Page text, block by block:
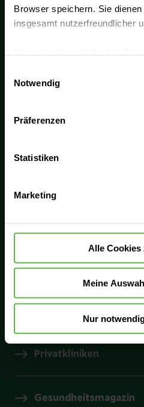
Browser speichern. Sie
insgesamt nutzerfreundlicher
eingesetzt werden.
Es steht Ihnen frei, unsere
Cookies zu benutzen, eine
oder durch Auswahl von „Alle
widerrufen.
Notwendig
Präferenzen
Statistiken
Marketing
Alle Cookies
Meine
Nur
Deshalb tauschen wir
Netzwerk aus und
beste Lösung für
unseren gebündelten
Fachwissen bieten wir
0800 - Medizin
Helios Ambulant
Privatkliniken
Gesundheitsmagazin